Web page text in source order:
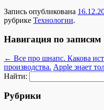
Запись опубликована
рубрике Технологии.
Навигация по записям
← Все про шнапс. Какова
производства. Apple знает
Найти:
Рубрики